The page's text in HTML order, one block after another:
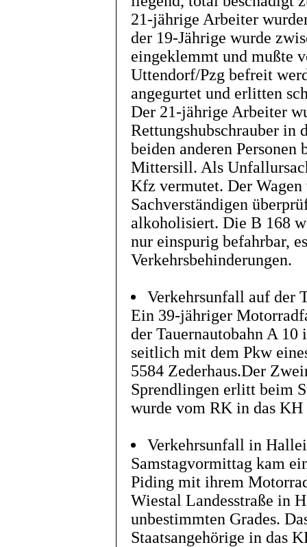
21-jährige Arbeiter
der 19-Jährige wurde
eingeklemmt und mußte
Uttendorf/Pzg befreit
angegurtet und erlitten
Der 21-jährige Arbeiter
Rettungshubschrauber in
beiden anderen
Mittersill. Als
Kfz vermutet. Der
Sachverständigen
alkoholisiert. Die B 168
nur einspurig befahrbar,
Verkehrsbehinderungen.
Verkehrsunfall auf der
Ein 39-jähriger
der Tauernautobahn A
seitlich mit dem Pkw
5584 Zederhaus.Der
Sprendlingen erlitt beim
wurde vom RK in das KH
Verkehrsunfall in
Samstagvormittag kam
Piding mit ihrem
Wiestal Landesstraße in
unbestimmten Grades.
Staatsangehörige in das